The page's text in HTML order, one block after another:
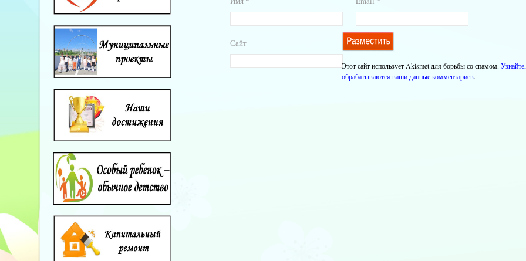
Сайт
Этот сайт использует Akismet для борьбы со спамом.
обрабатываются ваши данные комментариев.